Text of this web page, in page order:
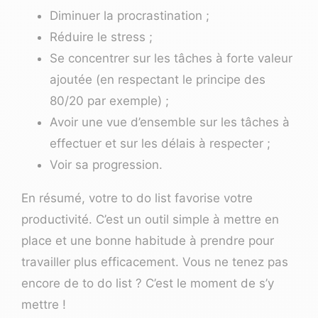
Diminuer la procrastination ;
Réduire le stress ;
Se concentrer sur les tâches à forte valeur
ajoutée (en respectant le principe des
80/20 par exemple) ;
Avoir une vue d’ensemble sur les tâches à
effectuer et sur les délais à respecter ;
Voir sa progression.
En résumé, votre to do list favorise votre
productivité. C’est un outil simple à mettre en
place et une bonne habitude à prendre pour
travailler plus efficacement. Vous ne tenez pas
encore de to do list ? C’est le moment de s’y
mettre !